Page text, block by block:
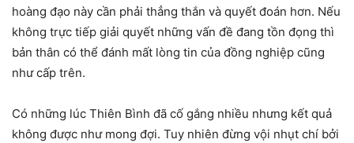
hoàng đạo này cần phải thẳng thắn và quyết đoán hơn. Nếu
không trực tiếp giải quyết những vấn đề đang tồn đọng thì
bản thân có thể đánh mất lòng tin của đồng nghiệp cũng
như cấp trên.
Có những lúc Thiên Bình đã cố gắng nhiều nhưng kết quả
không được như mong đợi. Tuy nhiên đừng vội nhụt chí bởi